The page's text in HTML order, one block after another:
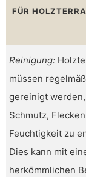
FÜR
Reinigung:
müssen
gereinigt
Schmutz,
Feuchtigkeit zu
Dies kann mit
herkömmlichen